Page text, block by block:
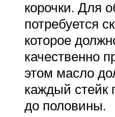
корочки. Для
потребуется
которое
качественно
этом масло
каждый стейк
до половины.